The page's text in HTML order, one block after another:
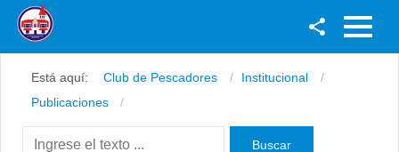
Youtube
Está aquí: Club de Pescadores
Institucional
Publicaciones